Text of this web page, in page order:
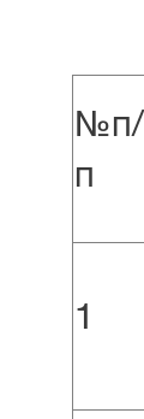
№п/
п
1